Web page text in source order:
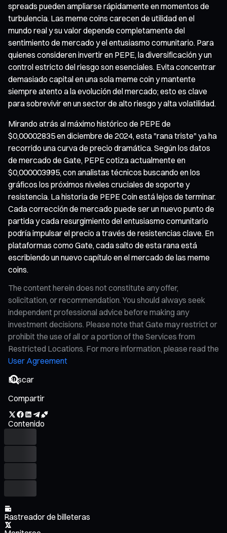
spreads pueden ampliarse rápidamente en momentos de
turbulencia. Las meme coins carecen de utilidad en el
mundo real y su valor depende completamente del
sentimiento de mercado y el entusiasmo comunitario. Para
quienes consideren invertir en PEPE, la diversificación y un
control estricto del riesgo son esenciales. Evita concentrar
demasiado capital en una sola meme coin y mantente
siempre atento a la evolución del mercado; esto es clave
para sobrevivir en un sector de alto riesgo y alta volatilidad.
Mirando atrás al máximo histórico de PEPE de
$0,00002835 en diciembre de 2024, esta "rana triste" ya ha
recorrido una curva de precio dramática. Según los datos
de mercado de Gate, PEPE cotiza actualmente en
$0,000003995, con analistas técnicos buscando en los
gráficos los próximos niveles cruciales de soporte y
resistencia. La historia de PEPE Coin está lejos de terminar.
Cada corrección de mercado puede ser un nuevo punto de
partida y cada resurgimiento del entusiasmo comunitario
podría impulsar el precio a través de resistencias clave. En
plataformas como Gate, cada salto de esta rana está
escribiendo un nuevo capítulo en el mercado de las meme
coins.
The content herein does not constitute any offer,
solicitation, or recommendation. You should always seek
independent professional advice before making any
investment decisions. Please note that Gate may restrict or
prohibit the use of all or a portion of the Services from
Restricted Locations. For more information, please read the
User Agreement
Compartir
Contenido
Rastreador de billeteras